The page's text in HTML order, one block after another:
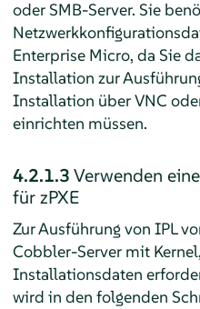
oder SMB-Server. Sie
Enterprise Micro, da Sie
Installation zur
Installation über VNC
einrichten müssen.
4.2.1.3Verwenden
für zPXE
Zur Ausführung von IPL
Cobbler-Server mit
Installationsdaten
wird in den folgenden